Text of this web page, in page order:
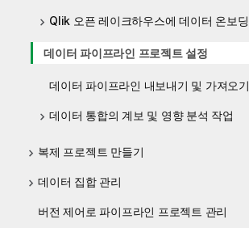
Qlik 오픈 레이크하우스에 데이터 온보딩
데이터 파이프라인 프로젝트 설정
데이터 파이프라인 내보내기 및 가져오기
데이터 통합의 계보 및 영향 분석 작업
복제 프로젝트 만들기
데이터 집합 관리
버전 제어로 파이프라인 프로젝트 관리